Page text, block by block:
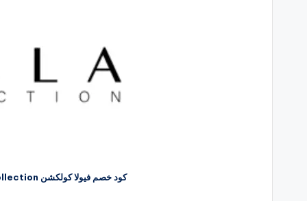
كود خصم فيولا كولكشن viola collection